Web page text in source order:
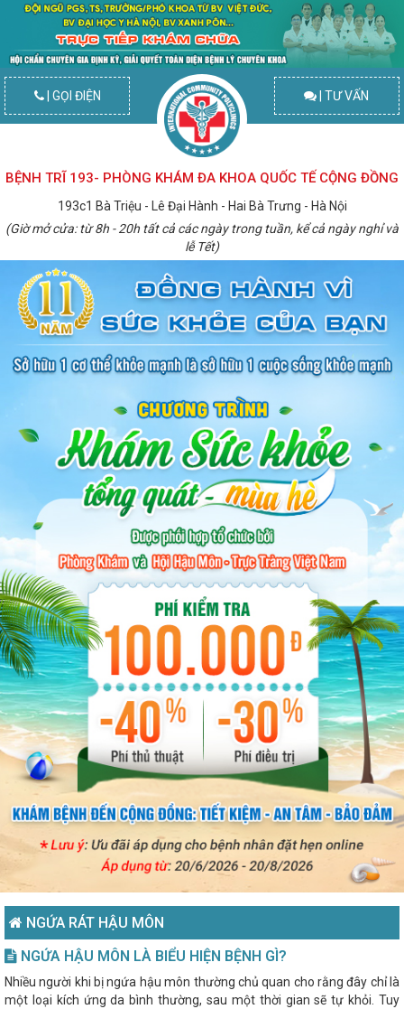
| GỌI ĐIỆN | TƯ VẤN
BỆNH TRĨ 193- PHÒNG KHÁM ĐA KHOA QUỐC TẾ CỘNG ĐỒNG
193c1 Bà Triệu - Lê Đại Hành - Hai Bà Trưng - Hà Nội
(Giờ mở cửa: từ 8h - 20h tất cả các ngày trong tuần, kể cả ngày nghỉ và
lễ Tết)
NGỨA RÁT HẬU MÔN
NGỨA HẬU MÔN LÀ BIỂU HIỆN BỆNH GÌ?
Nhiều người khi bị ngứa hậu môn thường chủ quan cho rằng đây chỉ là
một loại kích ứng da bình thường, sau một thời gian sẽ tự khỏi. Tuy